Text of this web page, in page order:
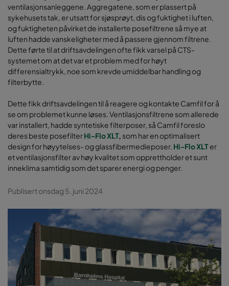
ventilasjonsanleggene. Aggregatene, som er plassert på
sykehusets tak, er utsatt for sjøsprøyt, dis og fuktighet i luften,
og fuktigheten påvirket de installerte posefiltrene så mye at
luften hadde vanskeligheter med å passere gjennom filtrene.
Dette førte til at driftsavdelingen ofte fikk varsel på CTS-
systemet om at det var et problem med for høyt
differensialtrykk, noe som krevde umiddelbar handling og
filterbytte.
Dette fikk driftsavdelingen til å reagere og kontakte Camfil for å
se om problemet kunne løses. Ventilasjonsfiltrene som allerede
var installert, hadde syntetiske filterposer, så Camfil foreslo
deres beste posefilterHi-Flo XLT, som har en optimalisert
design for høyytelses- og glassfibermedieposer. Hi-Flo XLTer
et ventilasjonsfilter av høy kvalitet som opprettholder et sunt
inneklima samtidig som det sparer energi og penger.
Publisert onsdag 5. juni 2024